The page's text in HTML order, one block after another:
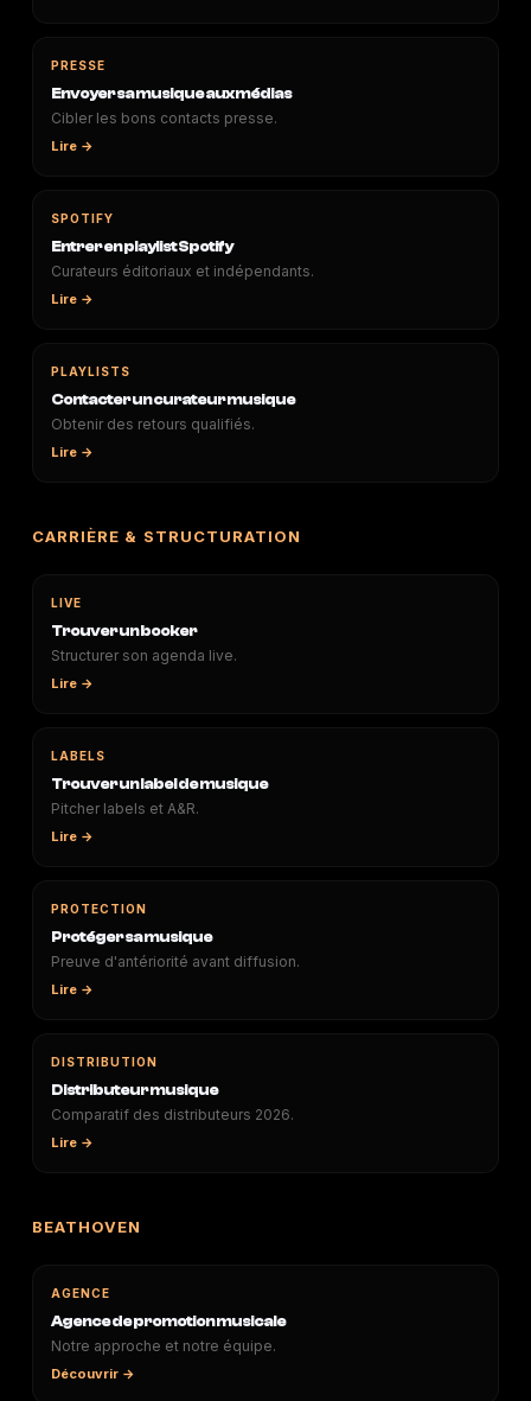
PRESSE
Envoyer sa musique aux médias
Cibler les bons contacts presse.
Lire →
SPOTIFY
Entrer en playlist Spotify
Curateurs éditoriaux et indépendants.
Lire →
PLAYLISTS
Contacter un curateur musique
Obtenir des retours qualifiés.
Lire →
CARRIÈRE & STRUCTURATION
LIVE
Trouver un booker
Structurer son agenda live.
Lire →
LABELS
Trouver un label de musique
Pitcher labels et A&R.
Lire →
PROTECTION
Protéger sa musique
Preuve d'antériorité avant diffusion.
Lire →
DISTRIBUTION
Distributeur musique
Comparatif des distributeurs 2026.
Lire →
BEATHOVEN
AGENCE
Agence de promotion musicale
Notre approche et notre équipe.
Découvrir →